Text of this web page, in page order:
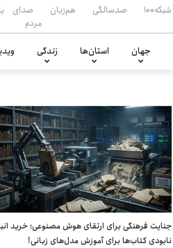
شبکه۱۰۰ صدسالگی هم‌زبان
صدای
مردم
جهان استان‌ها زندگی
جنایت فرهنگی برای ارتقای هوش مصنوعی؛ خرید
نابودی کتاب‌ها برای آموزش مدل‌های زبانی!